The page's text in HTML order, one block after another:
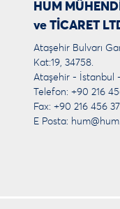
HUM
ve TİCARET
Ataşehir Bulvarı
Kat:19, 34758.
Ataşehir - İstanbul
Telefon: +90 216
Fax: +90 216 456
E Posta: